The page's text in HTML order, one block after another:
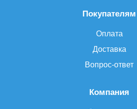
Компания
Покупателям
Оплата
Доставка
Вопрос-ответ